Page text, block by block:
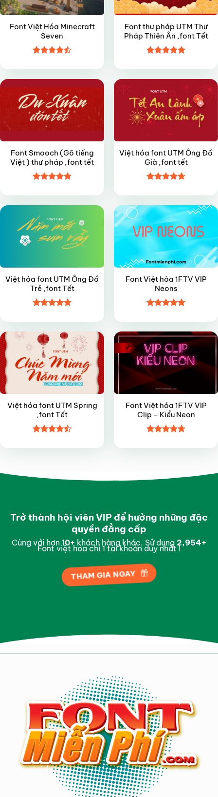
Font Việt Hóa Minecraft
Seven
hạng4.5
Font thư pháp UTM Thư
Pháp Thiên Ân ,font Tết
hạng55
Font Smooch (Gõ tiếng
Việt ) thư pháp ,font tết
hạng4.85
sao
Việt hóa font UTM Ông Đồ
Già ,font tết
hạng4.75
sao
Việt hóa font UTM Ông Đồ
Trẻ ,font Tết
hạng4.85
sao
Font Việt hóa 1FTV VIP
Neons
hạng4.85
sao
Việt hóa font UTM Spring
,font Tết
hạng4.45
Font Việt hóa 1FTV VIP
Clip – Kiểu Neon
hạng4.75
Trở thành hội viên VIP để hưởng những đặc
quyền đẳng cấp
Cùng với hơn 10+ khách hàng khác. Sử dụng 2,996+
Font việt hóa chỉ 1 tài khoản duy nhất !
THAM GIA NGAY